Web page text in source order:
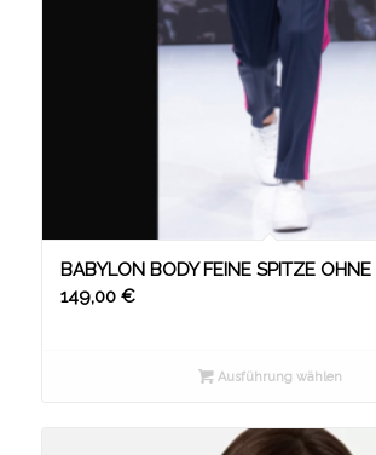
BABYLON BODY FEINE SPITZE OHNE
149,00 €
Ausführung wählen